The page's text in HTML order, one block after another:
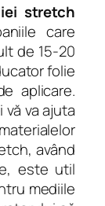
stretch
care
de 15-20
folie
aplicare.
va ajuta
având
este util
mediile